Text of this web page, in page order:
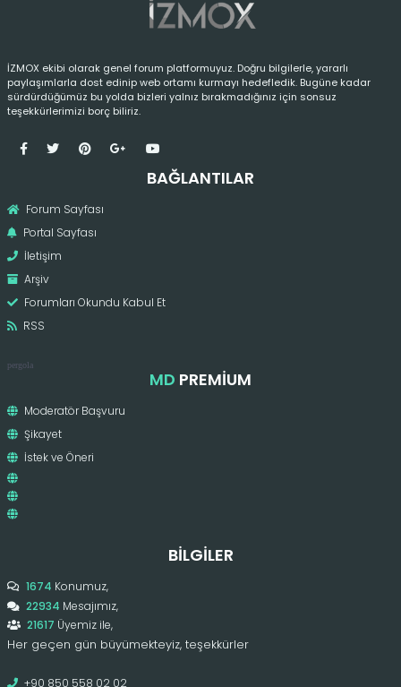
İZMOX ekibi olarak genel forum platformuyuz. Doğru bilgilerle, yararlı
paylaşımlarla dost edinip web ortamı kurmayı hedefledik. Bugüne kadar
sürdürdüğümüz bu yolda bizleri yalnız bırakmadığınız için sonsuz
teşekkürlerimizi borç biliriz.
BAĞLANTILAR
Forum Sayfası
Portal Sayfası
İletişim
Arşiv
Forumları Okundu Kabul Et
RSS
pergola
MD PREMIUM
Moderatör Başvuru
Şikayet
İstek ve Öneri
BILGILER
1674 Konumuz,
22934 Mesajımız,
21617 Üyemiz ile,
Her geçen gün büyümekteyiz, teşekkürler
+90 850 558 02 02